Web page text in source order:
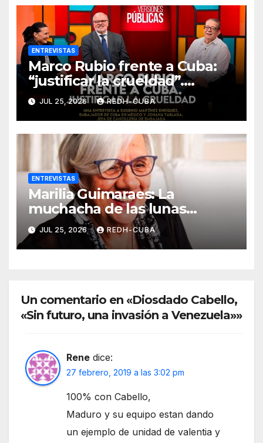
ENTREVISTAS
Marco Rubio frente a Cuba:
“justificar la crueldad”.
Entrevista de Jenaro Villamil
a Eugenio Martínez y Johana
Tablada
JUL 25, 2026 REDH-CUBA
ENTREVISTAS
Marilia Guimaraes: La
muchacha de las lunas
redondas entre Cuba y Brasil.
Por Maribel Acosta Damas
JUL 25, 2026 REDH-CUBA
Un comentario en «Diosdado Cabello,
«Sin futuro, una invasión a Venezuela»»
Rene dice:
27 febrero, 2019 a las 3:02 pm
100% con Cabello,
Maduro y su equipo estan dando
un ejemplo de unidad de valentia y